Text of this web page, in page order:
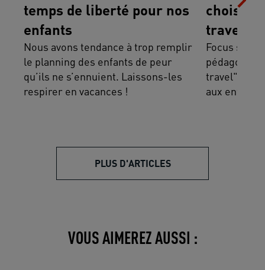
temps de liberté pour nos
enfants
Nous avons tendance à trop remplir
le planning des enfants de peur
qu’ils ne s’ennuient. Laissons-les
respirer en vacances !
choisir
travel"
Focus sur
travel", ces
aux enfants
PLUS D'ARTICLES
VOUS AIMEREZ AUSSI :